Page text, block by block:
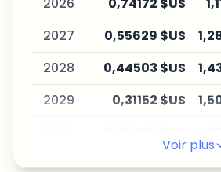
2027
0,55629 $US
2028
0,44503 $US
2029
0,31152 $US
Voir plus